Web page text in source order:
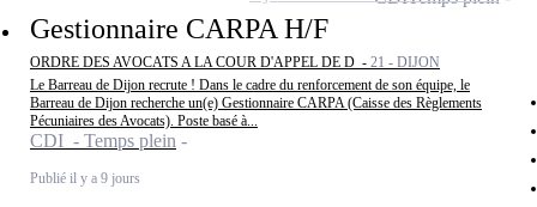
Gestionnaire CARPA H/F
ORDRE DES AVOCATS A LA COUR D'APPEL DE D - 21 - DIJON
Le Barreau de Dijon recrute ! Dans le cadre du renforcement de son équipe, le
Barreau de Dijon recherche un(e) Gestionnaire CARPA (Caisse des Règlements
Pécuniaires des Avocats). Poste basé à...
CDI - Temps plein
Publié il y a 9 jours